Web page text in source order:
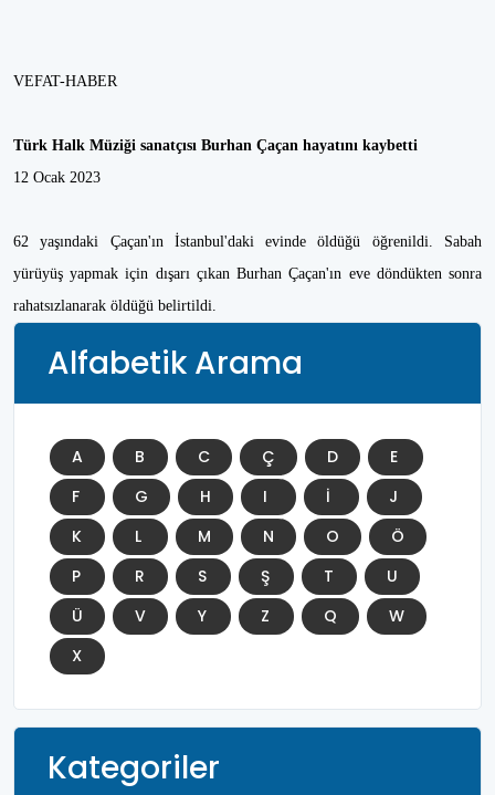
VEFAT-HABER
Türk Halk Müziği sanatçısı Burhan Çaçan hayatını kaybetti
12 Ocak 2023
62 yaşındaki Çaçan'ın İstanbul'daki evinde öldüğü öğrenildi. Sabah
yürüyüş yapmak için dışarı çıkan Burhan Çaçan'ın eve döndükten sonra
rahatsızlanarak öldüğü belirtildi.
Alfabetik Arama
A B C Ç D
E
F
G H I İ
J
K
L M N O
Ö
P
R S Ş T
U
Ü
V Y Z Q
W
X
Kategoriler